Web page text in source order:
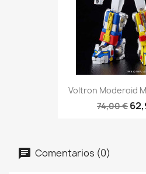
Voltron Moderoid
74,00 €
Comentarios (0)